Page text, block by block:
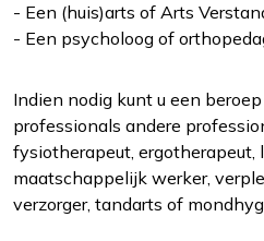
- Een (huis)arts of Arts
- Een psycholoog of
Indien nodig kunt u een
professionals andere
fysiotherapeut, ergotherapeut,
maatschappelijk werker,
verzorger, tandarts of